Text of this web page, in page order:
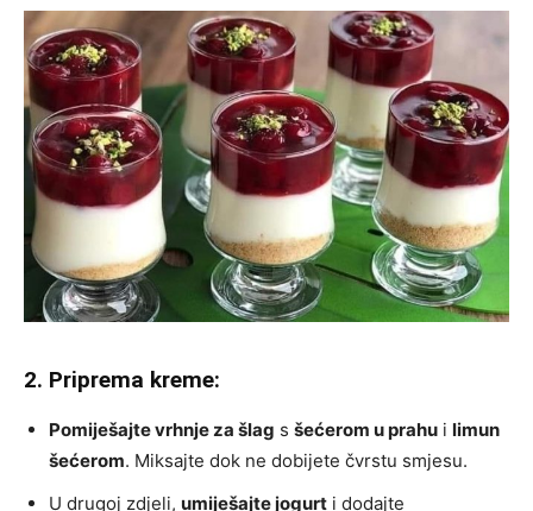
2. Priprema kreme:
Pomiješajte vrhnje za šlag s šećerom u prahu i limun
šećerom. Miksajte dok ne dobijete čvrstu smjesu.
U drugoj zdjeli, umiješajte jogurt i dodajte